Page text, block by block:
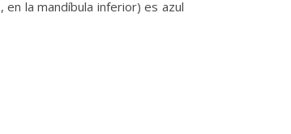
la mandíbula inferior) es azul